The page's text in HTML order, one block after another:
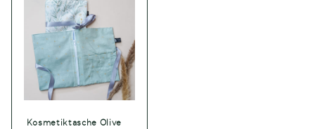
Kosmetiktasche Olive